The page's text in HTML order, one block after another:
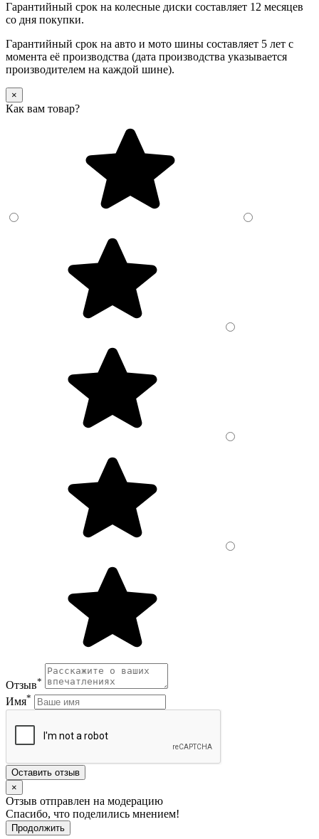
Гарантийный срок на колесные диски составляет 12 месяцев
со дня покупки.
Гарантийный срок на авто и мото шины составляет 5 лет с
момента её производства (дата производства указывается
производителем на каждой шине).
×
Как вам товар?
Отзыв*
Имя*
Оставить отзыв
×
Отзыв отправлен на модерацию
Спасибо, что поделились мнением!
Продолжить